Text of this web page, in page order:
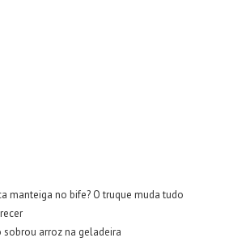
manteiga no bife? O truque muda tudo
sobrou arroz na geladeira